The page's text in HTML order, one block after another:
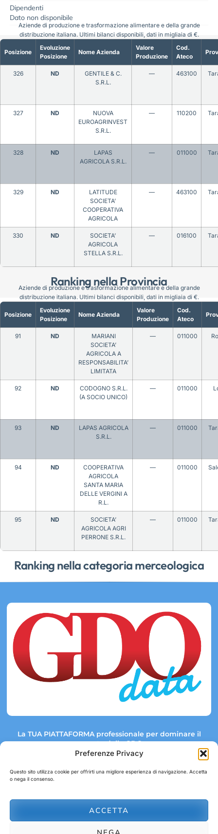
Preferenze Privacy
Questo sito utilizza cookie per offrirti una migliore esperienza di navigazione. Accetta
o nega il consenso.
ACCETTA
NEGA
Dipendenti
Dato non disponibile
Ranking nella Provincia
Posizione
Evoluzione
Posizione
Nome Azienda
Valore
Produzione
Cod.
Ateco
326 ND
GENTILE & C.
S.R.L.
— 463100
327 ND
NUOVA
EUROAGRINVEST
S.R.L.
— 110200
328 ND
LAPAS
AGRICOLA S.R.L.
— 011000
329 ND
LATITUDE
SOCIETA’
COOPERATIVA
AGRICOLA
— 463100
330 ND
SOCIETA’
AGRICOLA
STELLA S.R.L.
— 016100
Aziende di produzione e trasformazione alimentare e della grande
distribuzione italiana. Ultimi bilanci disponibili, dati in migliaia di €.
Ranking nella categoria merceologica
Posizione
Evoluzione
Posizione
Nome Azienda
Valore
Produzione
Cod.
Ateco
91 ND
MARIANI
SOCIETA’
AGRICOLA A
RESPONSABILITA’
LIMITATA
— 011000
92 ND
CODOGNO S.R.L.
(A SOCIO UNICO)
— 011000
93 ND
LAPAS AGRICOLA
S.R.L.
— 011000
94 ND
COOPERATIVA
AGRICOLA
SANTA MARIA
DELLE VERGINI A
R.L.
— 011000
95 ND
SOCIETA’
AGRICOLA AGRI
PERRONE S.R.L.
— 011000
Aziende di produzione e trasformazione alimentare e della grande
distribuzione italiana. Ultimi bilanci disponibili, dati in migliaia di €.
La TUA PIATTAFORMA professionale per dominare il
mercato della GDO.
Link rapidi:
abbonamenti@gdodata.it